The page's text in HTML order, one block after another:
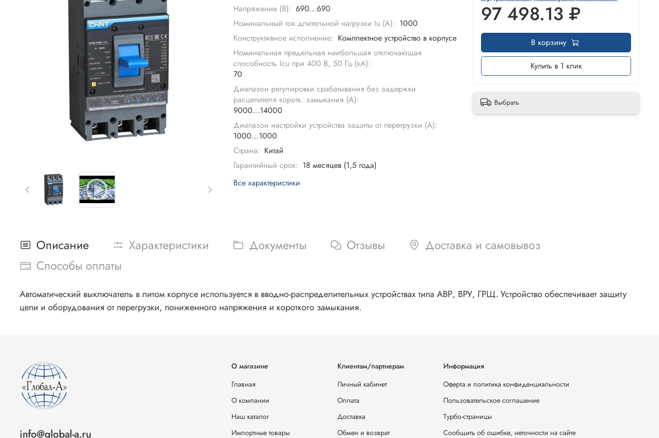
Напряжение (В): 690...690
Номинальный ток длительной нагрузки Iu (А): 1000
Конструктивное исполнение: Комплектное устройство в корпусе
Номинальная предельная наибольшая отключающая
способность Icu при 400 В, 50 Гц (кА):
70
Диапазон регулировки срабатывания без задержки
расцепителя коротк. замыкания (А):
9000...14000
Диапазон настройки устройства защиты от перегрузки (А):
1000...1000
Страна: Китай
Гарантийный срок: 18 месяцев (1,5 года)
Все характеристики
97 498.13 ₽
В корзину
Купить в 1 клик
Выбрать
Описание Характеристики Документы Отзывы
Доставка и самовывоз
Способы оплаты
Автоматический выключатель в литом корпусе используется в вводно-распределительных устройствах типа АВР, ВРУ, ГРЩ. Устройство обеспечивает защиту
цепи и оборудования от перегрузки, пониженного напряжения и короткого замыкания.
О магазине
Главная
О компании
Наш каталог
Импортные товары
Клиентам/партнерам
Личный кабинет
Оплата
Доставка
Обмен и возврат
Информация
Оферта и политика конфиденциальности
Пользовательское соглашение
Турбо-страницы
Сообщить об ошибке, неточности на сайте
info@global-a.ru